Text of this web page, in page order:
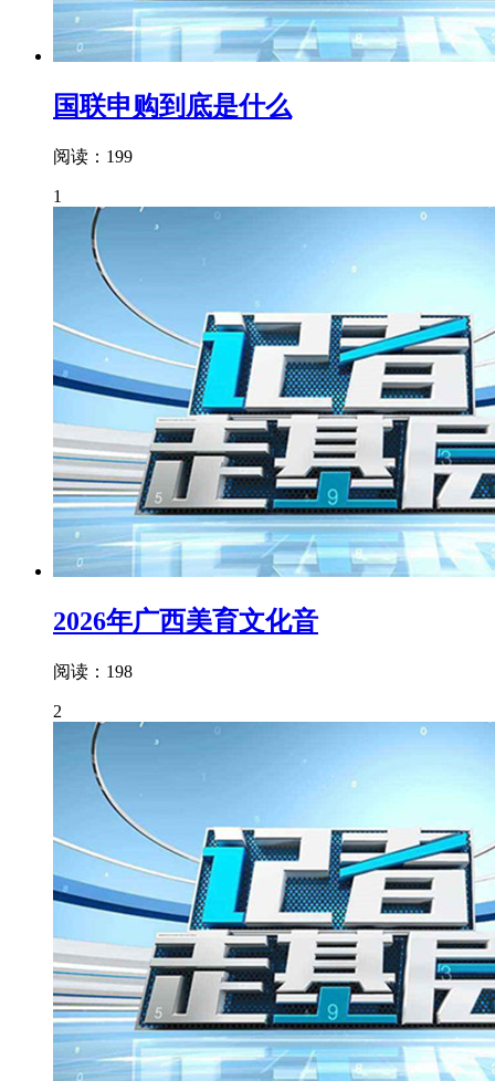
国联申购到底是什么
阅读：199
1
2026年广西美育文化音
阅读：198
2